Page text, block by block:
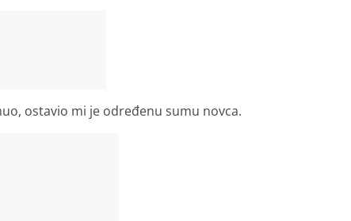
ostavio mi je određenu sumu novca.